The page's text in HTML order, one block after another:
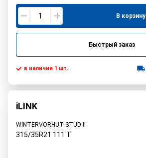
В корзину
Быстрый заказ
в наличии 1 шт.
iLINK
WINTERVORHUT STUD II
315/35R21 111 T